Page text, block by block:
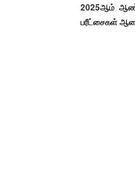
2025ஆம்
பரீட்சைகள்